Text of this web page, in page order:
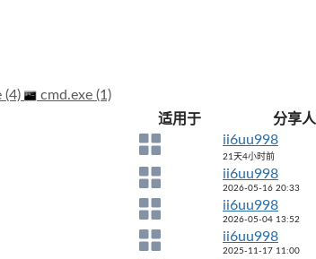
(4)
cmd.exe (1)
适用于
分享人
ii6uu998
21天4小时前
ii6uu998
2026-05-16 20:33
ii6uu998
2026-05-04 13:52
ii6uu998
2025-11-17 11:00